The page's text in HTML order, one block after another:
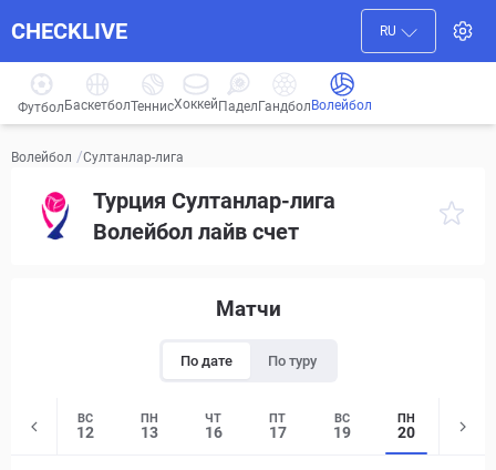
CHECKLIVE RU
Футбол БаскетболТеннисХоккей ПаделГандбол Волейбол
Волейбол /Султанлар-лига
Турция Султанлар-лига
Волейбол лайв счет
Матчи
По дате По туру
ВС
12
ПН
13
ЧТ
16
ПТ
17
ВС
19
ПН
20